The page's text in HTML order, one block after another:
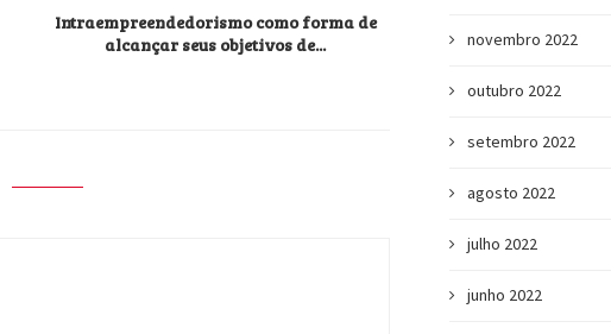
Intraempreendedorismo como forma de
alcançar seus objetivos de...
que importa...
novembro 2022
outubro 2022
setembro 2022
agosto 2022
julho 2022
junho 2022